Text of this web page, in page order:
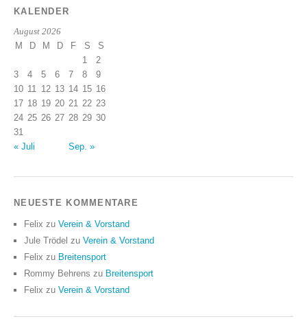
KALENDER
August 2026
M D M D F S
S
1
2
3
4 5 6 7 8
9
10 11 12 13 14 15 16
17 18 19 20 21 22 23
24 25 26 27 28 29 30
31
« Juli
Sep. »
NEUESTE KOMMENTARE
Felix zu Verein & Vorstand
Jule Trödel zu Verein & Vorstand
Felix zu Breitensport
Rommy Behrens zu Breitensport
Felix zu Verein & Vorstand